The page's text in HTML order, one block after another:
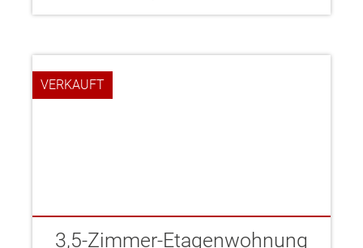
VERKAUFT
3,5-Zimmer-Etagenwohnung